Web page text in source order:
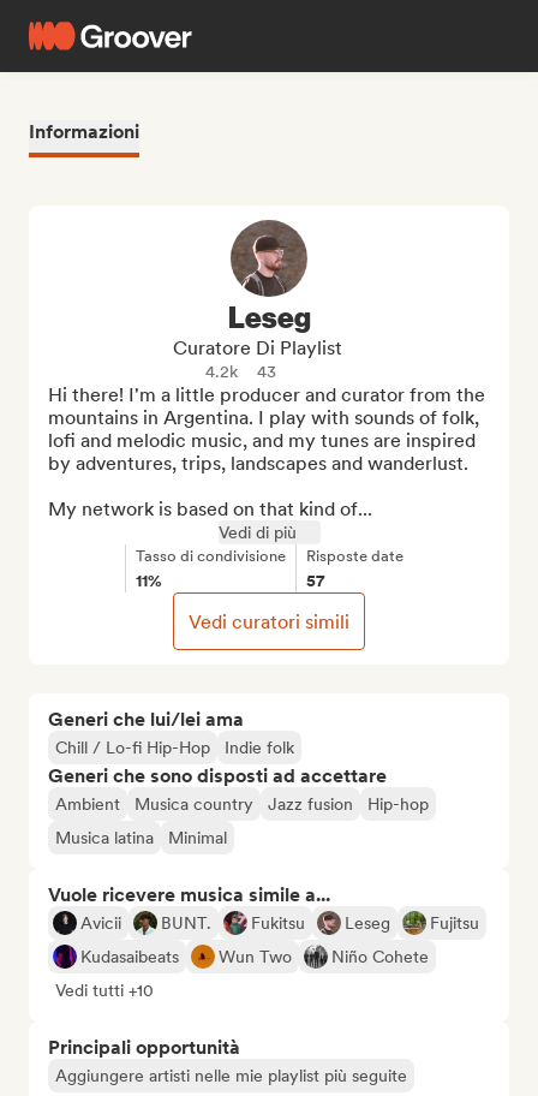
Informazioni
Generi che lui/lei ama
Chill / Lo-fi Hip-Hop Indie folk
Generi che sono disposti ad accettare
Ambient Musica country Jazz fusion
Hip-hop
Musica latina
Minimal
Vuole ricevere musica simile a...
Avicii BUNT. Fukitsu Leseg
Fujitsu
Kudasaibeats
Wun Two
Niño Cohete
Vedi tutti +10
Principali opportunità
Aggiungere artisti nelle mie playlist più seguite
Leseg
Curatore Di Playlist
4.2k 43
Hi there! I'm a little producer and curator from the
mountains in Argentina. I play with sounds of folk,
lofi and melodic music, and my tunes are inspired
by adventures, trips, landscapes and wanderlust.
My network is based on that kind of...
Vedi di più
Tasso di condivisione
11%
Risposte date
57
Vedi curatori simili